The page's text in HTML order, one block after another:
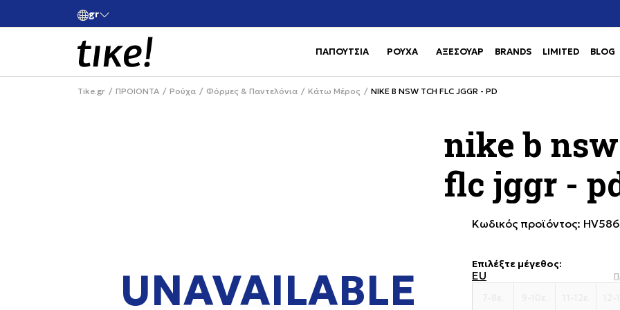
grΚάνε εγγραφή και κέρδισε -10% στην πρώτη σου αγορά
ΠΑΠΟΥΤΣΙΑ Use shift+Enter to open or close
ΡΟΥΧΑ Use shift+Enter to open or close
ΑΞΕΣΟΥΑΡ BRANDS LIMITED BLOG
Tike.gr ΠΡΟΙΟΝΤΑ Ρούχα Φόρμες & Παντελόνια Κάτω Μέρος NIKE B NSW TCH FLC JGGR - PD
UNAVAILABLE
nike b
flc jggr -
Κωδικός προϊόντος:
Επιλέξτε μέγεθος:
EU